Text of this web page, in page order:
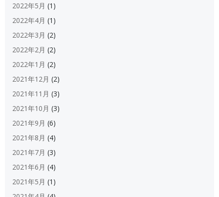
2022年5月 (1)
2022年4月 (1)
2022年3月 (2)
2022年2月 (2)
2022年1月 (2)
2021年12月 (2)
2021年11月 (3)
2021年10月 (3)
2021年9月 (6)
2021年8月 (4)
2021年7月 (3)
2021年6月 (4)
2021年5月 (1)